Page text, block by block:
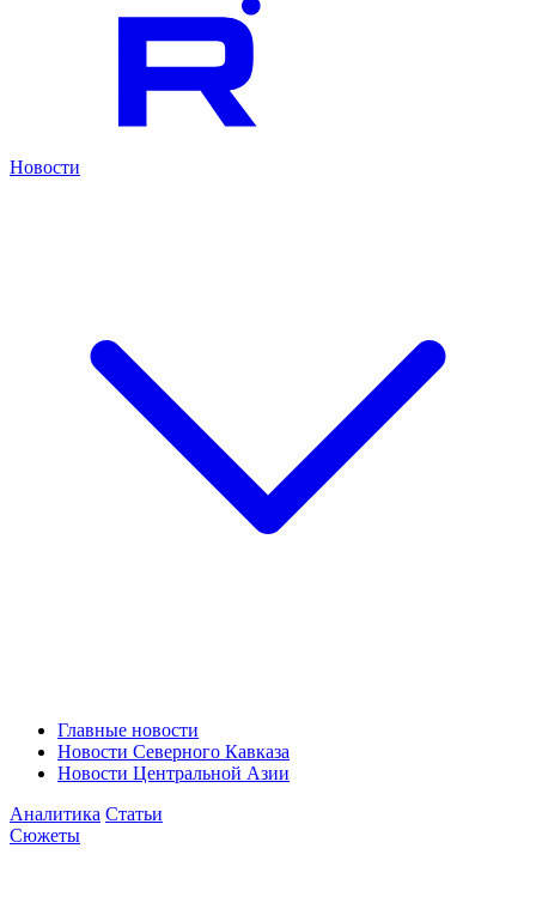
Новости
Главные новости
Новости Северного Кавказа
Новости Центральной Азии
Аналитика Статьи
Сюжеты